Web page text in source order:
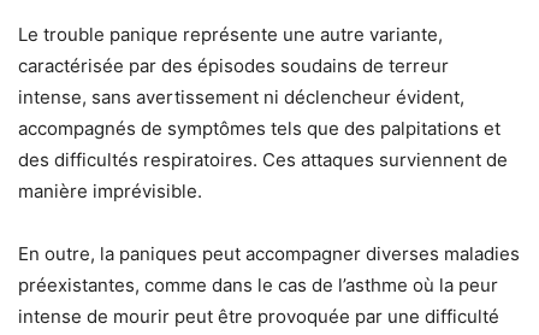
Le trouble panique représente une autre variante,
caractérisée par des épisodes soudains de terreur
intense, sans avertissement ni déclencheur évident,
accompagnés de symptômes tels que des palpitations et
des difficultés respiratoires. Ces attaques surviennent de
manière imprévisible.
En outre, la paniques peut accompagner diverses maladies
préexistantes, comme dans le cas de l’asthme où la peur
intense de mourir peut être provoquée par une difficulté